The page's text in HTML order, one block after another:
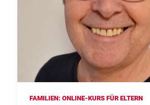
FAMILIEN: ONLINE-KURS FÜR ELTERN